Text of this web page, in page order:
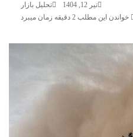
تحلیل بازار
تیر 12, 1404
خواندن این مطلب 2 دقیقه زمان میبرد